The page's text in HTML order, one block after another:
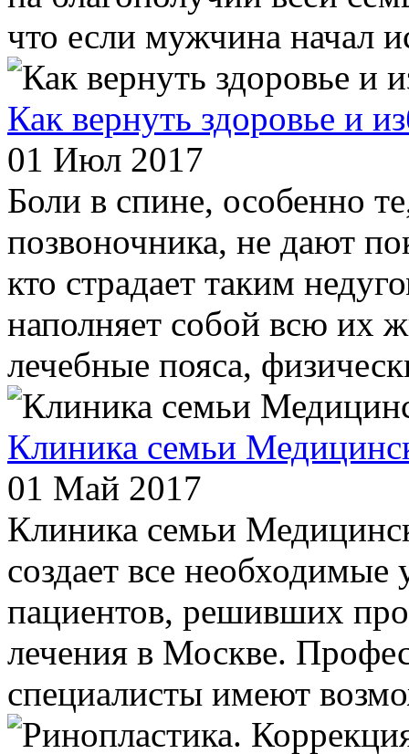
что если мужчина начал
Как вернуть здоровье и
01 Июл 2017
Боли в спине, особенно
позвоночника, не дают
кто страдает таким
наполняет собой всю их
лечебные пояса,
Клиника семьи
01 Май 2017
Клиника семьи
создает все
пациентов, решивших
лечения в Москве.
специалисты имеют